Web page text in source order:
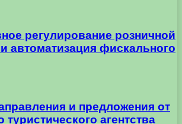
регулирование розничной
автоматизация фискального
и предложения от
туристического агентства